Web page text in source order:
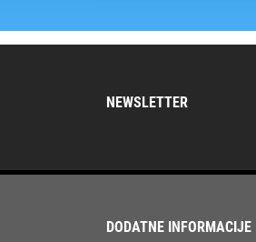
NEWSLETTER
DODATNE INFORMACIJE